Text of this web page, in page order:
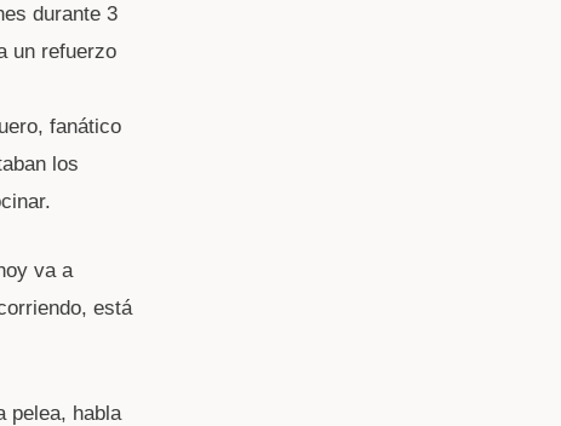
durante 3
un refuerzo
fanático
los
va a
está
pelea, habla